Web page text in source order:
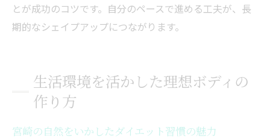
とが成功のコツです。自分のペースで進める工夫が、長
期的なシェイプアップにつながります。
生活環境を活かした理想ボディの
作り方
宮崎の自然をいかしたダイエット習慣の魅力